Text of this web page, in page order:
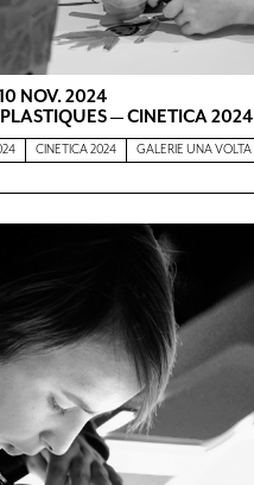
10 NOV. 2024
— CINETICA 2024
CINETICA 2024 GALERIE UNA VOLTA